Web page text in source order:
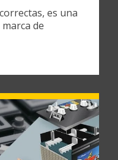
es una
de